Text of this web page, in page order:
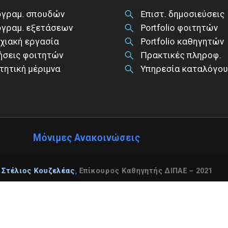
σπουδών
εξετάσεων
εργασία
φοιτητών
μέριμνα
Επιστ. δημοσιεύσεις
Portfolio φοιτητών
Portfolio καθηγητών
Πρακτικές πληροφ.​
Υπηρεσία καταλόγου
Μόνιμες Ανακοινώσεις
Στέλιος Κουζελέας Επίκουρος Καθηγητής ΔΙΠΑΕ – 2021